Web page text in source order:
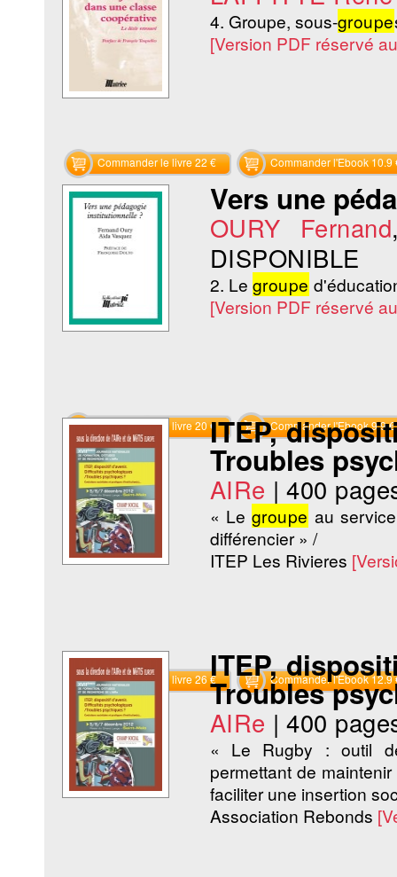
4. Groupe, sous-groupe
[Version PDF réservé
Commander le livre 22 € Commander l'Ebook 10.9
Vers une
OURY Fernand
DISPONIBLE
2. Le groupe
[Version PDF réservé
Commander le livre 20 € Commander l'Ebook 9.9 €
ITEP,
Troubles
AIRe |400
« Le groupe au
différencier » /
ITEP Les Rivieres
Commander le livre 26 € Commander l'Ebook 12.9
ITEP,
Troubles
AIRe |400
« Le Rugby : outil
permettant de
faciliter une insertion
Association Rebonds